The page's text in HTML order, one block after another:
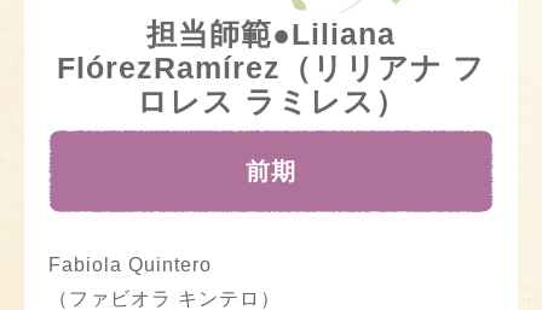
担当師範●Liliana
FlórezRamírez（リリアナ フ
ロレス ラミレス）
前期
Fabiola Quintero
（ファビオラ キンテロ）